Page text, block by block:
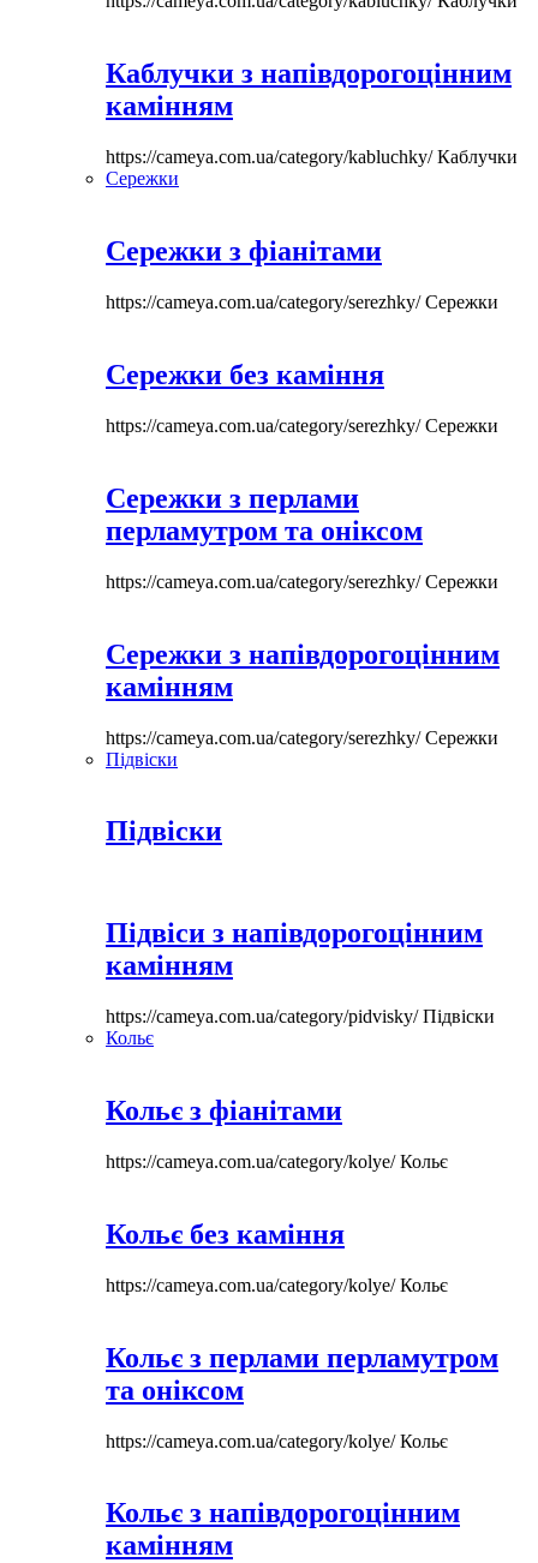
Каблучки з напівдорогоцінним
камінням
https://cameya.com.ua/category/kabluchky/Каблучки
Сережки
Сережки з фіанітами
https://cameya.com.ua/category/serezhky/Сережки
Сережки без каміння
https://cameya.com.ua/category/serezhky/Сережки
Сережки з перлами
перламутром та оніксом
https://cameya.com.ua/category/serezhky/Сережки
Сережки з напівдорогоцінним
камінням
https://cameya.com.ua/category/serezhky/Сережки
Підвіски
Підвіски
Підвіси з напівдорогоцінним
камінням
https://cameya.com.ua/category/pidvisky/Підвіски
Кольє
Кольє з фіанітами
https://cameya.com.ua/category/kolye/Кольє
Кольє без каміння
https://cameya.com.ua/category/kolye/Кольє
Кольє з перлами перламутром
та оніксом
https://cameya.com.ua/category/kolye/Кольє
Кольє з напівдорогоцінним
камінням